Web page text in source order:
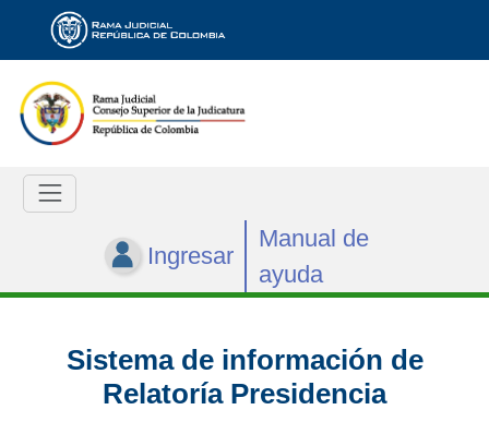
Ingresar
Manual de
ayuda
Sistema de información de
Relatoría Presidencia